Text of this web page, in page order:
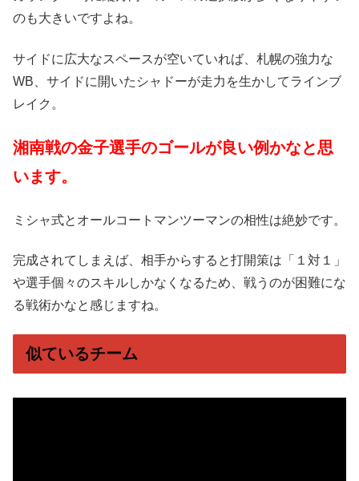
のも大きいですよね。
サイドに広大なスペースが空いていれば、札幌の強力な
WB、サイドに開いたシャドーが走力を生かしてラインブ
レイク。
湘南戦の金子選手のゴールが良い例かなと思
います。
ミシャ式とオールコートマンツーマンの相性は絶妙です。
完成されてしまえば、相手からすると打開策は「１対１」
や選手個々のスキルしかなくなるため、戦うのが困難にな
る戦術かなと感じますね。
似ているチーム